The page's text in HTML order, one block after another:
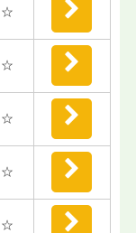
☆
☆
☆
☆
☆